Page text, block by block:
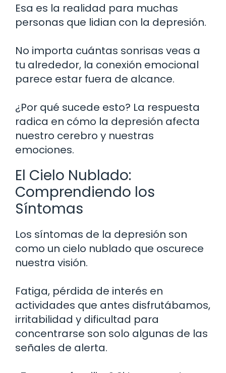
Esa es la realidad para muchas
personas que lidian con la depresión.
No importa cuántas sonrisas veas a
tu alrededor, la conexión emocional
parece estar fuera de alcance.
¿Por qué sucede esto? La respuesta
radica en cómo la depresión afecta
nuestro cerebro y nuestras
emociones.
El Cielo Nublado:
Comprendiendo los
Síntomas
Los síntomas de la depresión son
como un cielo nublado que oscurece
nuestra visión.
Fatiga, pérdida de interés en
actividades que antes disfrutábamos,
irritabilidad y dificultad para
concentrarse son solo algunas de las
señales de alerta.